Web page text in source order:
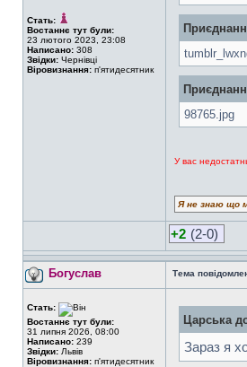
Стать:
Востаннє тут були:
23 лютого 2023, 23:08
Написано: 308
Звідки: Чернівці
Віровизнання: п'ятидесятник
98765.jpg
У вас
Я не знаю що
+2 (2-0)
Богуслав Тема
Стать:
Востаннє тут були:
31 липня 2026, 08:00
Написано: 239
Звідки: Львів
Віровизнання: п'ятидесятник
Царська
Зараз я